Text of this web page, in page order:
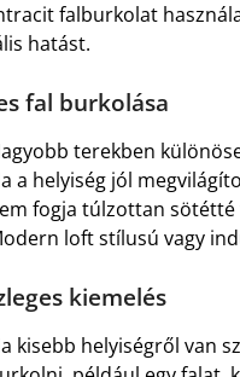
falburkolat
hatást.
fal burkolása
terekben
a helyiség jól
fogja túlzottan
loft stílusú vagy
kiemelés
kisebb helyiségről van